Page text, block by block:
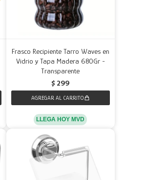
Frasco Recipiente Tarro Waves en
Vidrio y Tapa Madera 680Gr -
Transparente
$ 299
LLEGA HOY MVD